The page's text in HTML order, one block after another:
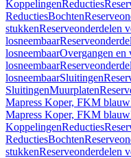
KoppelingenReducties
ReductiesBochten
stukkenReserveonderdelen
losneembaar
losneembaarOvergangen en
losneembaar
losneembaarSluitingen
SluitingenMuurplaten
Mapress Koper, FKM blauw
Mapress Koper, FKM blauw
KoppelingenReducties
ReductiesBochten
stukkenReserveonderdelen